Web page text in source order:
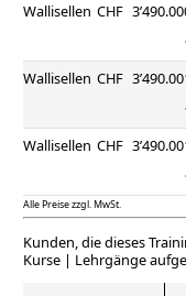
Wallisellen CHF 3’490.00
Wallisellen CHF 3’490.00
Wallisellen CHF 3’490.00
Alle Preise zzgl. MwSt.
Kunden, die dieses
Kurse | Lehrgänge